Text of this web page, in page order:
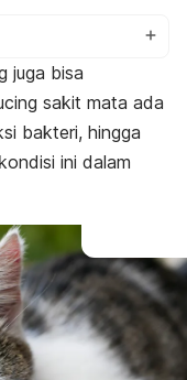
juga bisa
sakit mata ada
bakteri, hingga
ini dalam